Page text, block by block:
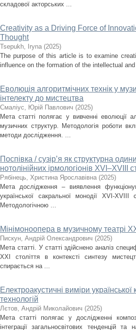
складової акторських ...
Creativity as a Driving Force of
Thought
Tsepukh, Iryna (2025)
The purpose of this article is to examine
influence on the formation of the intellectual
Еволюція алгоритмічних технік у
інтелекту до мистецтва
Смаліус, Юрій Павлович (2025)
Мета статті полягає у вивченні еволюції
музичних структур. Методологія роботи
методи дослідження. ...
Поспівка / сузір’я як структурна
нотолінійних ірмологіонів XVI–XVIII
Рябінець, Христина Ярославівна (2025)
Мета дослідження – виявлення
української сакральної монодії XVI-
Методологічною ...
Мінімоноопера в музичному театрі
Пискун, Андрій Олександрович (2025)
Мета статті. У статті здійснено аналіз
ХХІ століття в контексті синтезу
спирається на ...
Електроакустичні виміри
технологій
Лєтов, Андрій Миколайович (2025)
Мета статті полягає у дослідженні
інтеграції загальносвітових тенденцій та